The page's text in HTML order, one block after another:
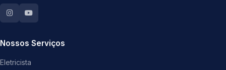
Nossos Serviços
Eletricista